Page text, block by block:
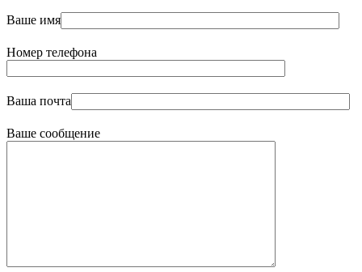
Ваше имя
Номер телефона
Ваша почта
Ваше сообщение